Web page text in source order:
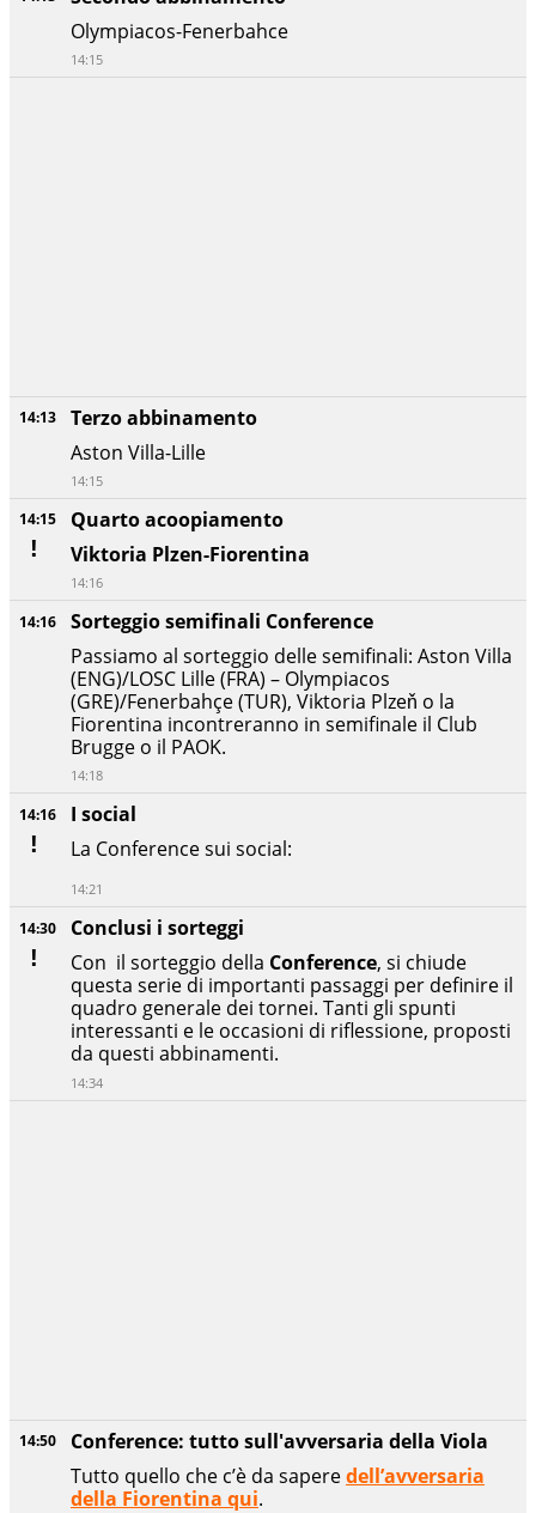
14:50
Conference: tutto sull'avversaria della Viola
Tutto quello che c’è da saperedell’avversaria
della Fiorentina qui.
14:30
Conclusi i sorteggi
Con il sorteggio della Conference, si chiude
questa serie di importanti passaggi per definire il
quadro generale dei tornei. Tanti gli spunti
interessanti e le occasioni di riflessione, proposti
da questi abbinamenti.
14:34
14:16
I social
La Conference sui social:
14:21
14:16
Sorteggio semifinali Conference
Passiamo al sorteggio delle semifinali: Aston Villa
(ENG)/LOSC Lille (FRA) – Olympiacos
(GRE)/Fenerbahçe (TUR), Viktoria Plzeň o la
Fiorentina incontreranno in semifinale il Club
Brugge o il PAOK.
14:18
14:15
Quarto acoopiamento
Viktoria Plzen-Fiorentina
14:16
14:13
Terzo abbinamento
Aston Villa-Lille
14:15
Olympiacos-Fenerbahce
14:15